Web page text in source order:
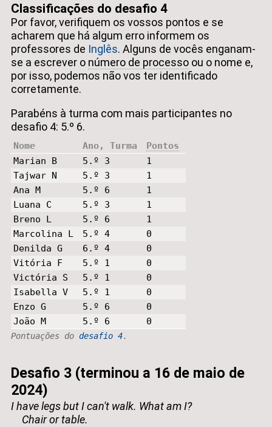
Classificações do desafio 4
Por favor, verifiquem os vossos pontos e se
acharem que há algum erro informem os
professores de Inglês. Alguns de vocês enganam-
se a escrever o número de processo ou o nome e,
por isso, podemos não vos ter identificado
corretamente.
Parabéns à turma com mais participantes no
desafio 4: 5.º 6.
Pontuações do desafio 4.
Nome Ano, Turma
Pontos
Marian B
5.º 3
1
Tajwar N
5.º 3
1
Ana M
5.º 6
1
Luana C
5.º 3
1
Breno L
5.º 6
1
Marcolina L
5.º 4
0
Denilda G
6.º 4
0
Vitória F
5.º 1
0
Victória S
5.º 1
0
Isabella V
5.º 1
0
Enzo G
5.º 6
0
João M
5.º 6 0
Desafio 3 (terminou a 16 de maio de
2024)
I have legs but I can't walk. What am I?
Chair or table.